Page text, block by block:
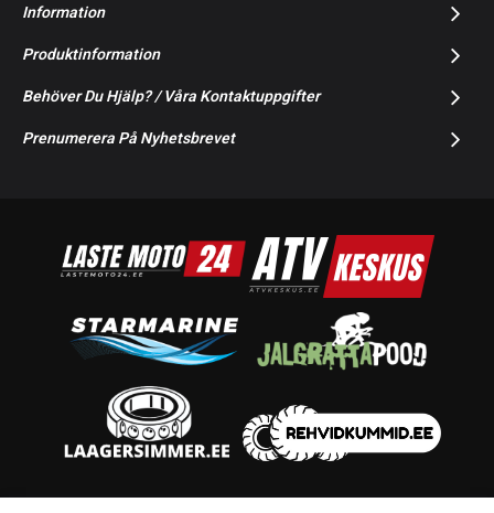
Information
Produktinformation
Behöver Du Hjälp? / Våra Kontaktuppgifter
Prenumerera På Nyhetsbrevet